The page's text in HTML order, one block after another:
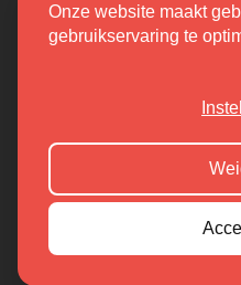
PR linkbuilding
Copyright 2026 Markant Internet
Cookieoverzicht
Privacy Policy
Onze website maakt
gebruikservaring te